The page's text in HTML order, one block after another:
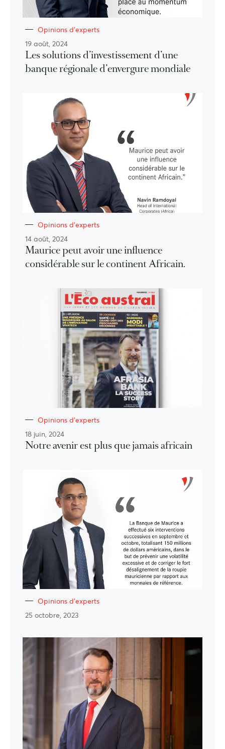
Opinions d'experts
19 août, 2024
Les solutions d’investissement d’une
banque régionale d’envergure mondiale
Opinions d'experts
14 août, 2024
Maurice peut avoir une influence
considérable sur le continent Africain.
Opinions d'experts
18 juin, 2024
Notre avenir est plus que jamais africain
Opinions d'experts
25 octobre, 2023